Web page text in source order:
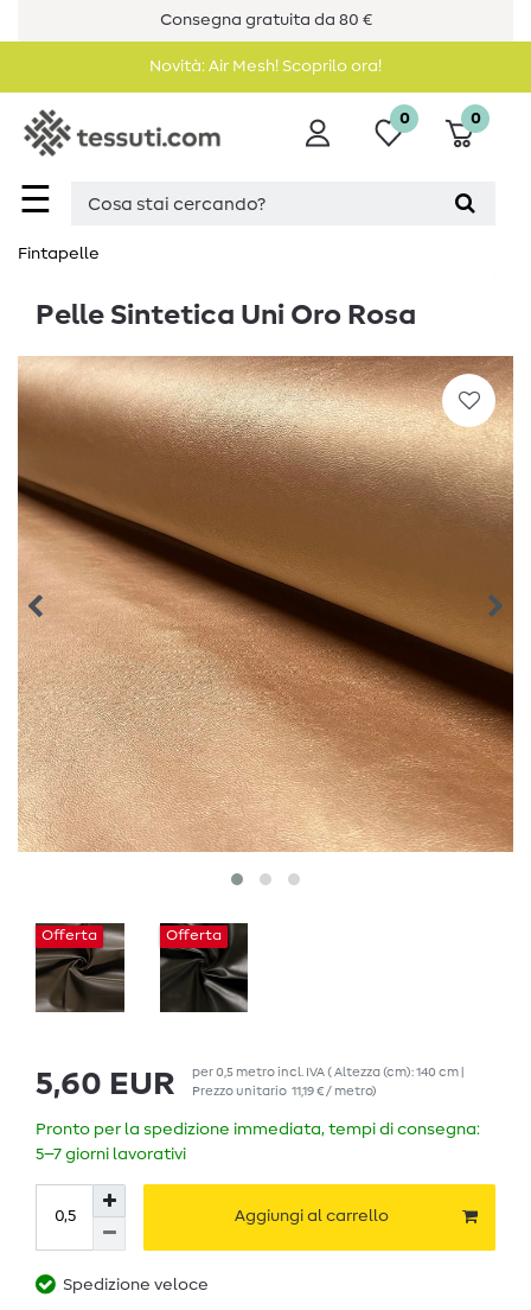
Consegna gratuita da 80 €
Novità: Air Mesh! Scoprilo ora!
☰
0 0
Fintapelle
Pelle Sintetica Uni Oro Rosa
Offerta Offerta
5,60 EUR per0,5 metroincl. IVA( Altezza (cm): 140 cm |
Prezzo unitario 11,19 € / metro)
Pronto per la spedizione immediata, tempi di consegna:
5–7 giorni lavorativi
Aggiungi al carrello
Spedizione veloce